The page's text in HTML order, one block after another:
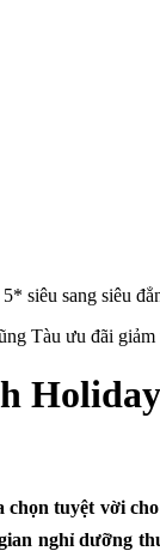
Tàu ưu đãi giảm
chọn tuyệt vời
nghỉ dưỡng